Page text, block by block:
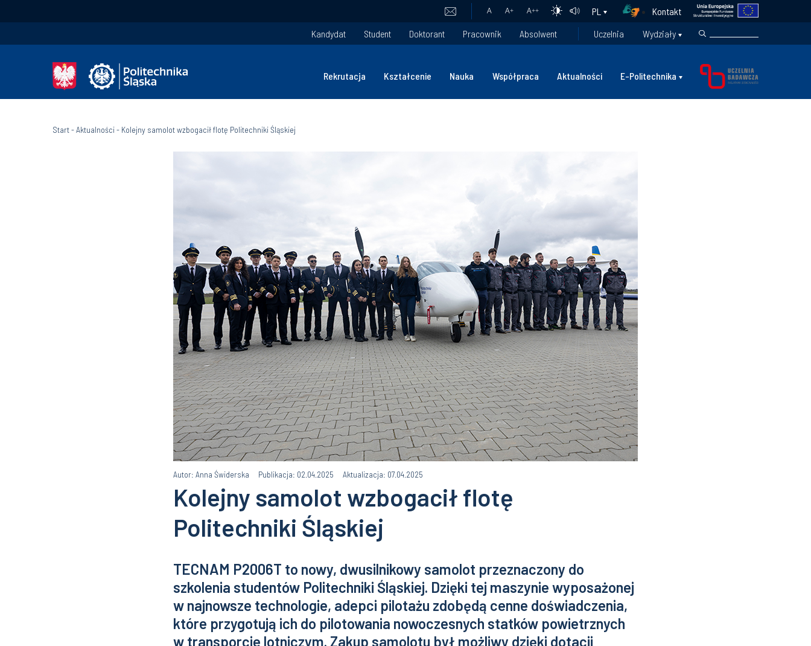
A A+ A++ PL
Kontakt
Kandydat
Student Doktorant Pracownik Absolwent Uczelnia Wydziały
Rekrutacja Kształcenie Nauka Współpraca Aktualności E-Politechnika
Start-Aktualności- Kolejny samolot wzbogacił flotę Politechniki Śląskiej
Autor: Anna Świderska Publikacja: 02.04.2025 Aktualizacja: 07.04.2025
Kolejny samolot wzbogacił flotę
Politechniki Śląskiej
TECNAM P2006T to nowy, dwusilnikowy samolot przeznaczony do
szkolenia studentów Politechniki Śląskiej. Dzięki tej maszynie wyposażonej
w najnowsze technologie, adepci pilotażu zdobędą cenne doświadczenia,
które przygotują ich do pilotowania nowoczesnych statków powietrznych
w transporcie lotniczym. Zakup samolotu był możliwy dzięki dotacji